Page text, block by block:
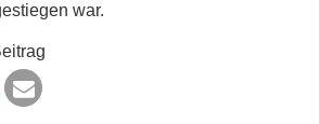
war.